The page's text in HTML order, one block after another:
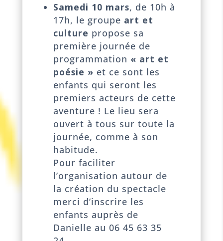
Samedi 10 mars, de 10h à
17h, le groupe art et
culture propose sa
première journée de
programmation « art et
poésie » et ce sont les
enfants qui seront les
premiers acteurs de cette
aventure ! Le lieu sera
ouvert à tous sur toute la
journée, comme à son
habitude.
Pour faciliter
l’organisation autour de
la création du spectacle
merci d’inscrire les
enfants auprès de
Danielle au 06 45 63 35